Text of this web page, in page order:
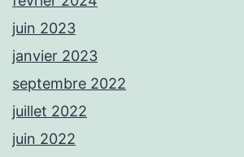
juin 2023
janvier 2023
septembre 2022
juillet 2022
juin 2022